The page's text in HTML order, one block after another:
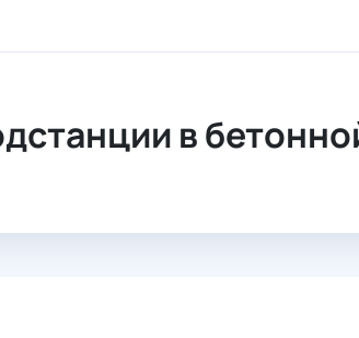
в бетонной оболочке
в